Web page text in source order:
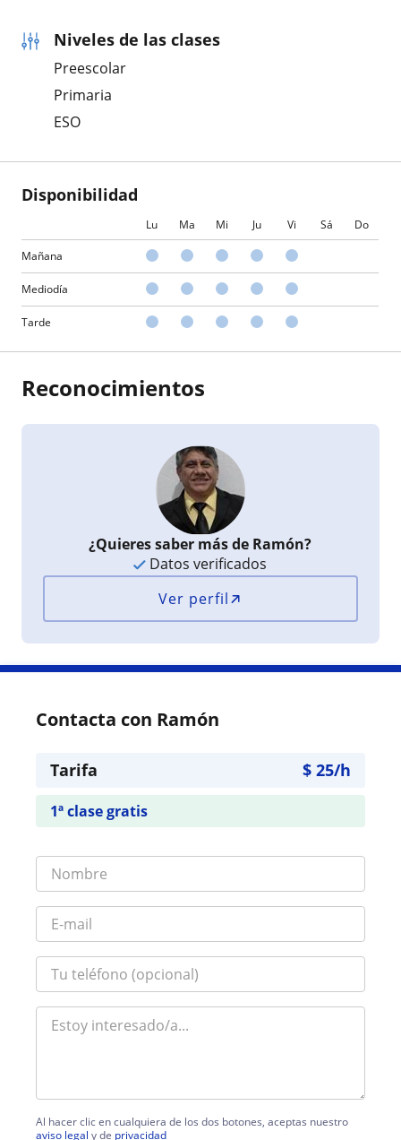
Niveles de las clases
Preescolar
Primaria
ESO
Disponibilidad
Lu Ma Mi Ju Vi Sá Do
Mañana
Mediodía
Tarde
Reconocimientos
¿Quieres saber más de Ramón?
Datos verificados
Ver perfil
Contacta con Ramón
Tarifa $ 25/h
1ª clase gratis
Al hacer clic en cualquiera de los dos botones, aceptas nuestro
aviso legal y de privacidad